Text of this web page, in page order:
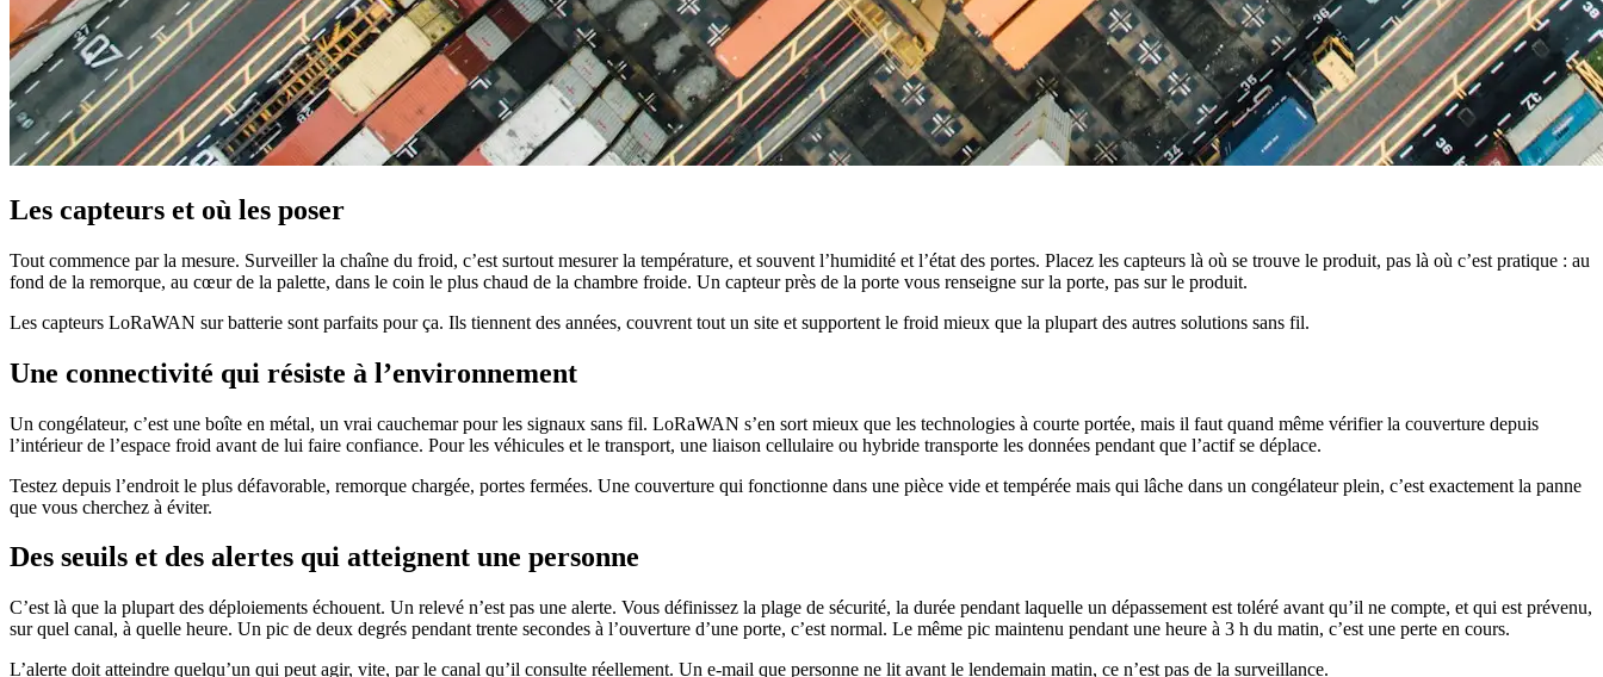
Les capteurs et où les poser
Tout commence par la mesure. Surveiller la chaîne du froid, c’est surtout mesurer la température, et souvent l’humidité et l’état des portes. Placez les capteurs là où se trouve le produit, pas là où c’est pratique : au
fond de la remorque, au cœur de la palette, dans le coin le plus chaud de la chambre froide. Un capteur près de la porte vous renseigne sur la porte, pas sur le produit.
Les capteurs LoRaWAN sur batterie sont parfaits pour ça. Ils tiennent des années, couvrent tout un site et supportent le froid mieux que la plupart des autres solutions sans fil.
Une connectivité qui résiste à l’environnement
Un congélateur, c’est une boîte en métal, un vrai cauchemar pour les signaux sans fil. LoRaWAN s’en sort mieux que les technologies à courte portée, mais il faut quand même vérifier la couverture depuis
l’intérieur de l’espace froid avant de lui faire confiance. Pour les véhicules et le transport, une liaison cellulaire ou hybride transporte les données pendant que l’actif se déplace.
Testez depuis l’endroit le plus défavorable, remorque chargée, portes fermées. Une couverture qui fonctionne dans une pièce vide et tempérée mais qui lâche dans un congélateur plein, c’est exactement la panne
que vous cherchez à éviter.
Des seuils et des alertes qui atteignent une personne
C’est là que la plupart des déploiements échouent. Un relevé n’est pas une alerte. Vous définissez la plage de sécurité, la durée pendant laquelle un dépassement est toléré avant qu’il ne compte, et qui est prévenu,
sur quel canal, à quelle heure. Un pic de deux degrés pendant trente secondes à l’ouverture d’une porte, c’est normal. Le même pic maintenu pendant une heure à 3 h du matin, c’est une perte en cours.
L’alerte doit atteindre quelqu’un qui peut agir, vite, par le canal qu’il consulte réellement. Un e-mail que personne ne lit avant le lendemain matin, ce n’est pas de la surveillance.